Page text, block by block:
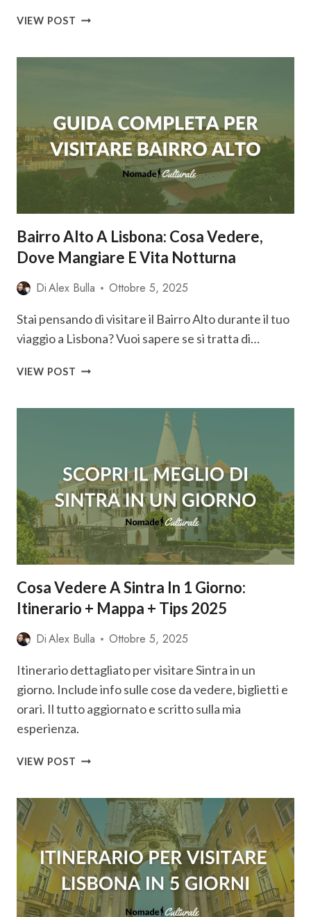
VIEW POST GUIDA
VIAGGIO
2025
Bairro Alto A Lisbona: Cosa Vedere,
Dove Mangiare E Vita Notturna
DiAlex Bulla Ottobre 5, 2025
Stai pensando di visitare il Bairro Alto durante il tuo
viaggio a Lisbona? Vuoi sapere se si tratta di…
VIEW POST BAIRRO
DOVE
MANGIARE
E
VITA
NOTTURNA
Cosa Vedere A Sintra In 1 Giorno:
Itinerario + Mappa + Tips 2025
DiAlex Bulla Ottobre 5, 2025
Itinerario dettagliato per visitare Sintra in un
giorno. Include info sulle cose da vedere, biglietti e
orari. Il tutto aggiornato e scritto sulla mia
esperienza.
VIEW POST COSA
SINTRA
IN
1
GIORNO:
ITINERARIO
+
MAPPA